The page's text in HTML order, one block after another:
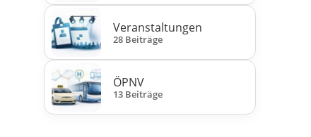
Veranstaltungen
28 Beiträge
ÖPNV
13 Beiträge